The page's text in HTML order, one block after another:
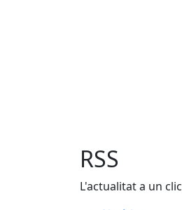
RSS
L'actualitat a un clic